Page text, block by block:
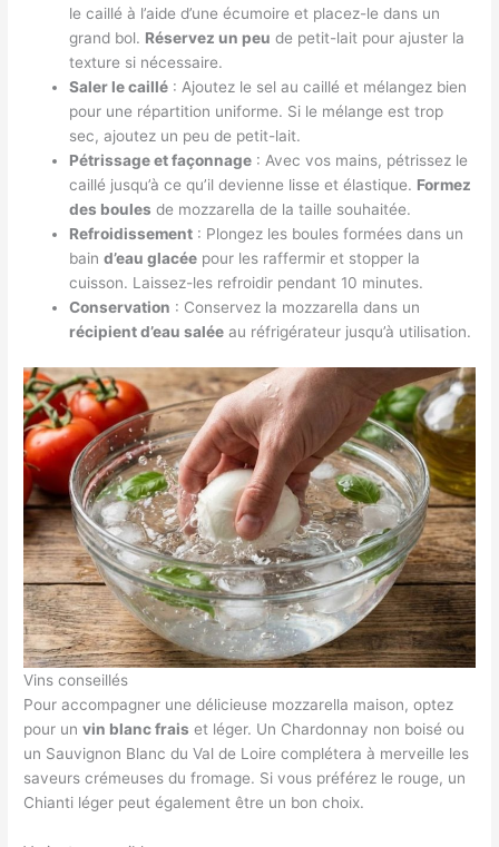
le caillé à l’aide d’une écumoire et placez-le dans un
grand bol. Réservez un peu de petit-lait pour ajuster la
texture si nécessaire.
Saler le caillé : Ajoutez le sel au caillé et mélangez bien
pour une répartition uniforme. Si le mélange est trop
sec, ajoutez un peu de petit-lait.
Pétrissage et façonnage : Avec vos mains, pétrissez le
caillé jusqu’à ce qu’il devienne lisse et élastique. Formez
des boules de mozzarella de la taille souhaitée.
Refroidissement : Plongez les boules formées dans un
baind’eau glacée pour les raffermir et stopper la
cuisson. Laissez-les refroidir pendant 10 minutes.
Conservation : Conservez la mozzarella dans un
récipient d’eau salée au réfrigérateur jusqu’à utilisation.
Vins conseillés
Pour accompagner une délicieuse mozzarella maison, optez
pour unvin blanc frais et léger. Un Chardonnay non boisé ou
un Sauvignon Blanc du Val de Loire complétera à merveille les
saveurs crémeuses du fromage. Si vous préférez le rouge, un
Chianti léger peut également être un bon choix.